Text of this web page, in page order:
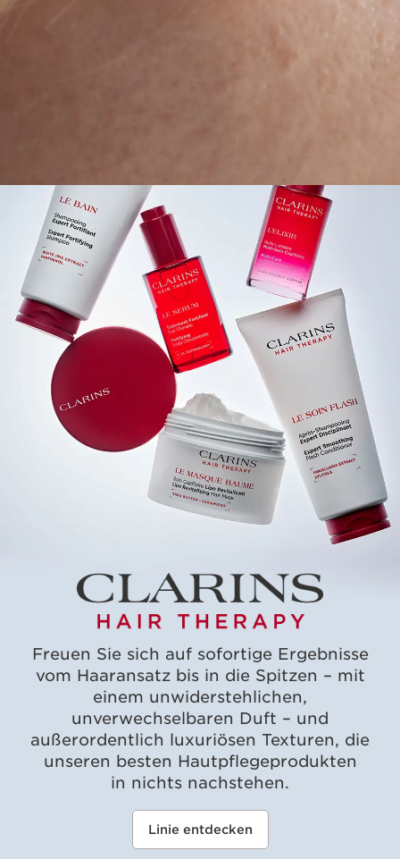
Freuen Sie sich auf sofortige Ergebnisse
vom Haaransatz bis in die Spitzen – mit
einem unwiderstehlichen,
unverwechselbaren Duft – und
außerordentlich luxuriösen Texturen, die
unseren besten Hautpflegeprodukten
in nichts nachstehen.
Linie entdecken